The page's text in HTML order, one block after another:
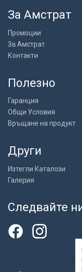
За Амстрат
Промоции
За Амстрат
Контакти
Полезно
Гаранция
Общи Условия
Връщане на продукт
Други
Изтегли Каталози
Галерия
Следвайте